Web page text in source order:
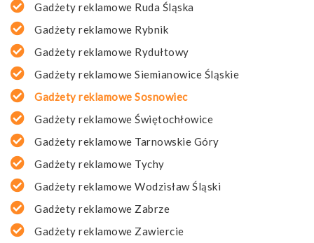
Gadżety reklamowe Ruda Śląska
Gadżety reklamowe Rybnik
Gadżety reklamowe Rydułtowy
Gadżety reklamowe Siemianowice Śląskie
Gadżety reklamowe Sosnowiec
Gadżety reklamowe Świętochłowice
Gadżety reklamowe Tarnowskie Góry
Gadżety reklamowe Tychy
Gadżety reklamowe Wodzisław Śląski
Gadżety reklamowe Zabrze
Gadżety reklamowe Zawiercie